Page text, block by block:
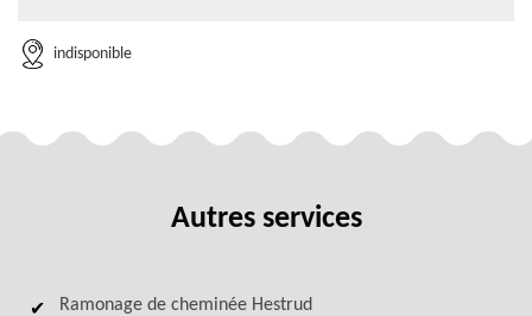
indisponible
Autres services
Ramonage de cheminée Hestrud